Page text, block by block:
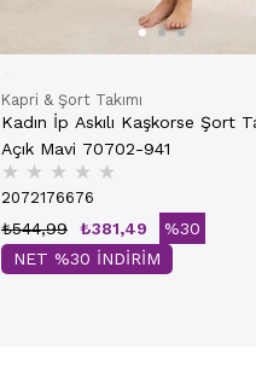
Kapri & Şort Takımı
Kadın İp Askılı Kaşkorse Şort
Açık Mavi 70702-941
★ ★ ★ ★ ★
2072176676
₺381,49
₺544,99
%30
NET %30 İNDİRİM